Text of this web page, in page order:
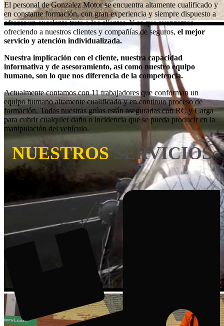
El personal de Gonzalez Motor se encuentra altamente cualificado y
en constante formación, con gran experiencia y siempre dispuesto a
ofrecer un excelente trato a los clientes. Y es que avanzamos
ofreciendo a nuestros clientes y compañías de seguros, el mejor
servicio y atención individualizada.
Nuestra implicación con el cliente, nuestra capacidad
informativa y de asesoramiento, así como nuestro equipo
humano, son lo que nos diferencia de la competencia.
Actualmente contamos con 11 trabajadores que conforman un
equipo humano altamente cualificado y en continuo proceso de
formación. Todas nuestras grúas están aseguradas con RC y Carga
para cubrir cualquier daño o incidencia que se pueda producir en la
manipulación del vehículo.
NUESTROS SERVICIOS